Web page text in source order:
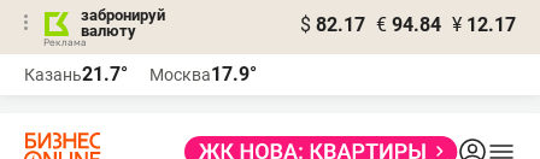
забронируй
валюту
$ 82.17 € 94.84 ¥ 12.17
Казань21.7° Москва17.9°